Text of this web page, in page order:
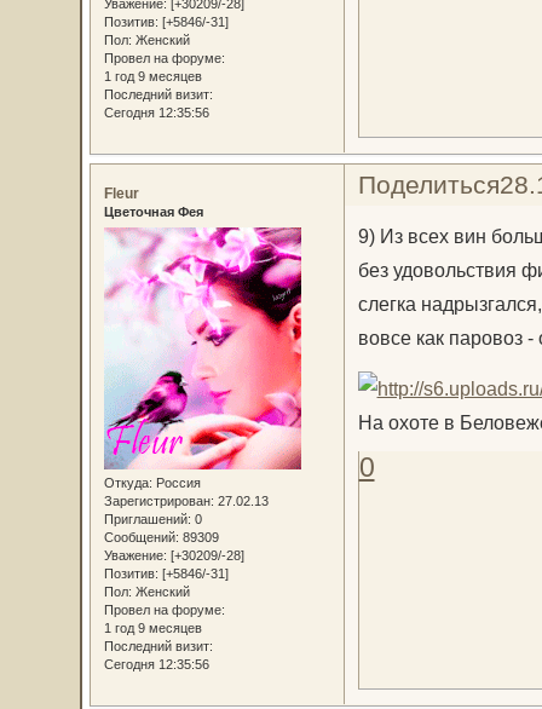
Уважение: [+30209/-28]
Позитив: [+5846/-31]
Пол: Женский
Провел на форуме:
1 год 9 месяцев
Последний визит:
Сегодня 12:35:56
Поделиться
Fleur
Цветочная Фея
Откуда: Россия
Зарегистрирован: 27.02.13
Приглашений: 0
Сообщений: 89309
Уважение: [+30209/-28]
Позитив: [+5846/-31]
Пол: Женский
Провел на форуме:
1 год 9 месяцев
Последний визит:
Сегодня 12:35:56
9) Из всех вин
без удовольствия
слегка
вовсе как паровоз -
На охоте в
0